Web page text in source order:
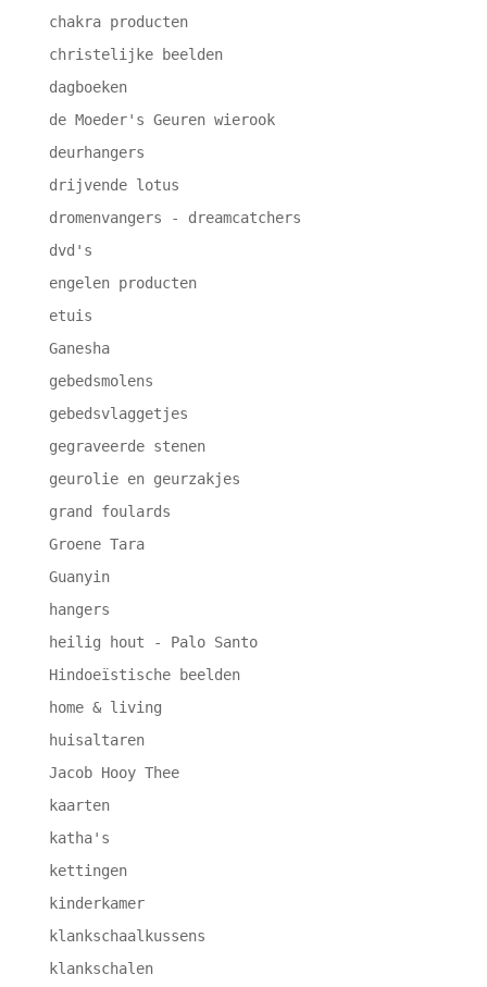
chakra producten
christelijke beelden
dagboeken
de Moeder's Geuren wierook
deurhangers
drijvende lotus
dromenvangers - dreamcatchers
dvd's
engelen producten
etuis
Ganesha
gebedsmolens
gebedsvlaggetjes
gegraveerde stenen
geurolie en geurzakjes
grand foulards
Groene Tara
Guanyin
hangers
heilig hout - Palo Santo
Hindoeïstische beelden
home & living
huisaltaren
Jacob Hooy Thee
kaarten
katha's
kettingen
kinderkamer
klankschaalkussens
klankschalen